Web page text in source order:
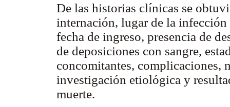
De las historias clínicas se
internación, lugar de la
fecha de ingreso, presencia de
de deposiciones con sangre,
concomitantes, complicaciones,
investigación etiológica y
muerte.